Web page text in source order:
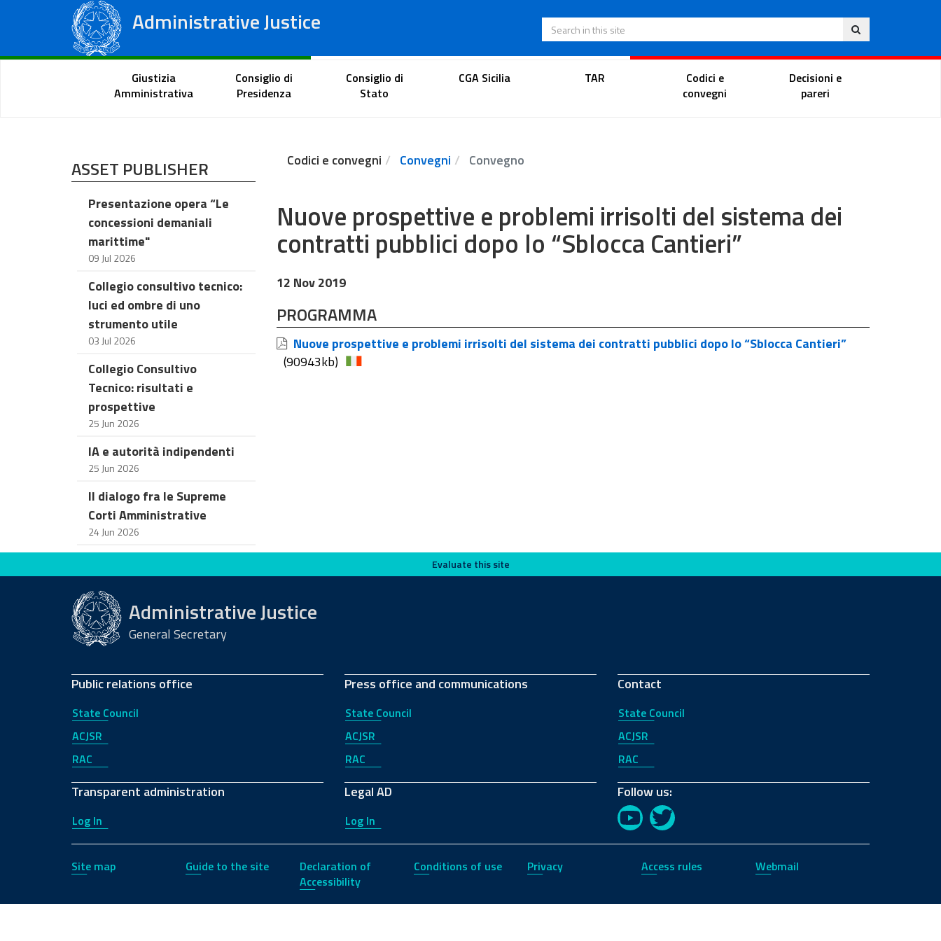
Administrative Justice
Regional Administrative Courts
Eng
Search in this site
Citizen Portal Lawyer's portal Magistrate Portal
Giustizia
Amministrativa
Consiglio di
Presidenza
Consiglio di
Stato
CGA Sicilia TAR
Codici e
convegni
Decisioni e
pareri
ASSET PUBLISHER
Presentazione opera “Le
concessioni demaniali
marittime"
09 Jul 2026
Collegio consultivo tecnico:
luci ed ombre di uno
strumento utile
03 Jul 2026
Collegio Consultivo
Tecnico: risultati e
prospettive
25 Jun 2026
IA e autorità indipendenti
25 Jun 2026
Il dialogo fra le Supreme
Corti Amministrative
24 Jun 2026
Codici e convegni Convegni Convegno
Nuove prospettive e problemi irrisolti del sistema dei
contratti pubblici dopo lo “Sblocca Cantieri”
12 Nov 2019
PROGRAMMA
Nuove prospettive e problemi irrisolti del sistema dei contratti pubblici dopo lo “Sblocca Cantieri”
(90943kb)
Evaluate this site Evaluate this site
Administrative Justice
General Secretary
Public relations office
State Council
ACJSR
RAC
Transparent administration
Log In
Press office and communications
State Council
ACJSR
RAC
Legal AD
Log In
Contact
State Council
ACJSR
RAC
Follow us:
YouTubeTwitter
Site map Guide to the site
Declaration of
Accessibility
Conditions of use Privacy Access rules Webmail